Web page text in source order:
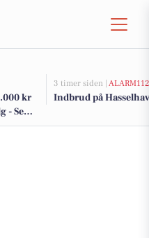
kr
- Se
3 timer siden | ALARM112
Indbrud på